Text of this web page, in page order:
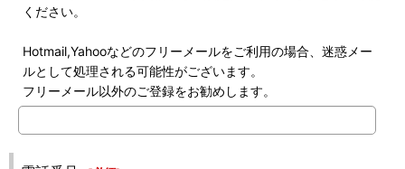
ください。
Hotmail,Yahooなどのフリーメールをご利用の場合、迷惑メー
ルとして処理される可能性がございます。
フリーメール以外のご登録をお勧めします。